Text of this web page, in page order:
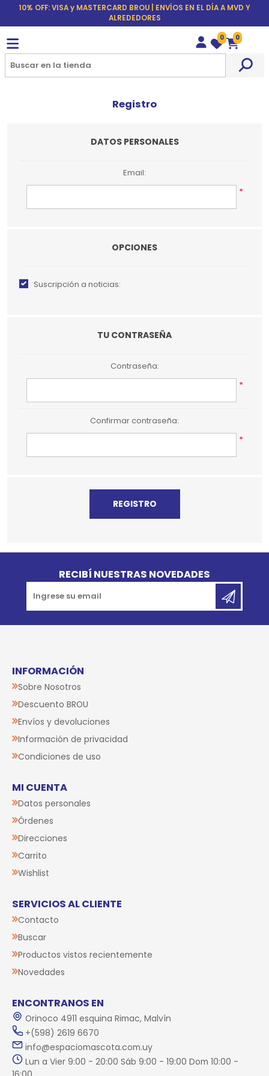
10% OFF: VISA y MASTERCARD BROU | ENVÍOS EN EL DÍA A MVD Y
ALREDEDORES
Wishlist
0
Carrito
0
Registro
DATOS PERSONALES
Email:
*
OPCIONES
Suscripción a noticias:
TU CONTRASEÑA
Contraseña:
*
Confirmar contraseña:
*
RECIBÍ NUESTRAS NOVEDADES
INFORMACIÓN
Sobre Nosotros
Descuento BROU
Envíos y devoluciones
Información de privacidad
Condiciones de uso
MI CUENTA
Datos personales
Órdenes
Direcciones
Carrito
Wishlist
SERVICIOS AL CLIENTE
Contacto
Buscar
Productos vistos recientemente
Novedades
ENCONTRANOS EN
Orinoco 4911 esquina Rimac, Malvín
+(598) 2619 6670
info@espaciomascota.com.uy
Lun a Vier 9:00 - 20:00 Sáb 9:00 - 19:00 Dom 10:00 -